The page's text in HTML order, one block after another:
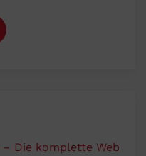
– Die komplette Web